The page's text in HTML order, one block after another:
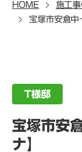
HOME 施工事
宝塚市安倉中
T様邸
宝塚市安
ナ】